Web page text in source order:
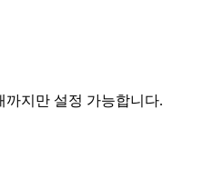
까지만 설정 가능합니다.